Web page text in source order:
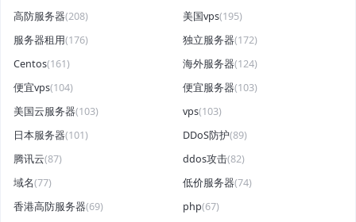
高防服务器(208) 美国vps(195)
服务器租用(176) 独立服务器(172)
Centos(161) 海外服务器(124)
便宜vps(104) 便宜服务器(103)
美国云服务器(103) vps(103)
日本服务器(101) DDoS防护(89)
腾讯云(87) ddos攻击(82)
域名(77) 低价服务器(74)
香港高防服务器(69) php(67)